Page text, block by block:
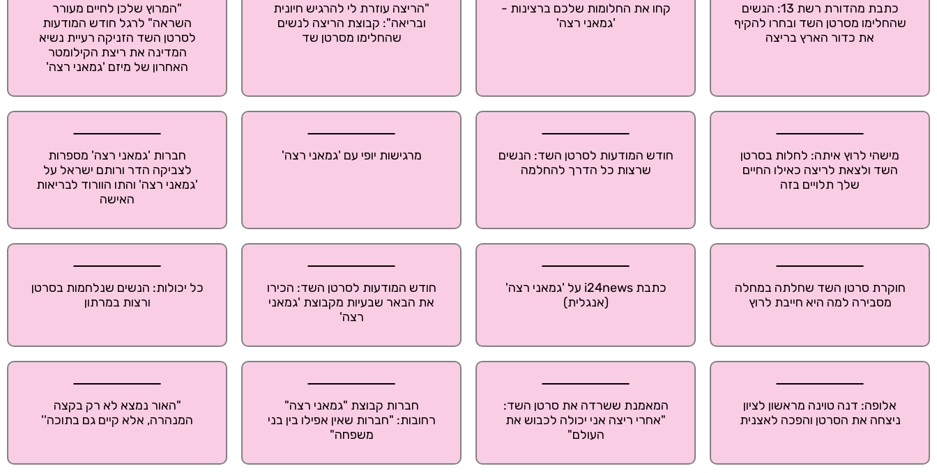
כתבת מהדורת רשת 13: הנשים
שהחלימו מסרטן השד ובחרו להקיף
את כדור הארץ בריצה
קחו את החלומות שלכם ברצינות -
'גמאני רצה'
"הריצה עוזרת לי להרגיש חיונית
ובריאה": קבוצת הריצה לנשים
שהחלימו מסרטן שד
"המרוץ שלכן לחיים מעורר
השראה" לרגל חודש המודעות
לסרטן השד הזניקה רעיית נשיא
המדינה את ריצת הקילומטר
האחרון של מיזם 'גמאני רצה'
מישהי לרוץ איתה: לחלות בסרטן
השד ולצאת לריצה כאילו החיים
שלך תלויים בזה
חודש המודעות לסרטן השד: הנשים
שרצות כל הדרך להחלמה
מרגישות יופי עם 'גמאני רצה'
חברות 'גמאני רצה' מספרות
לצביקה הדר ורותם ישראל על
'גמאני רצה' והתו הוורוד לבריאות
האישה
חוקרת סרטן השד שחלתה במחלה
מסבירה למה היא חייבת לרוץ
כתבת i24news על 'גמאני רצה'
(אנגלית)
חודש המודעות לסרטן השד: הכירו
את הבאר שבעיות מקבוצת 'גמאני
רצה'
כל יכולות: הנשים שנלחמות בסרטן
ורצות במרתון
אלופה: דנה טוינה מראשון לציון
ניצחה את הסרטן והפכה לאצנית
המאמנת ששרדה את סרטן השד:
"אחרי ריצה אני יכולה לכבוש את
העולם"
חברות קבוצת "גמאני רצה"
רחובות: "חברות שאין אפילו בין בני
משפחה"
"האור נמצא לא רק בקצה
המנהרה, אלא קיים גם בתוכה''